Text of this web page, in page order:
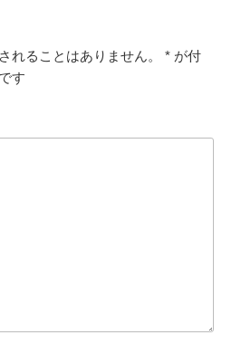
れることはありません。 * が付
す